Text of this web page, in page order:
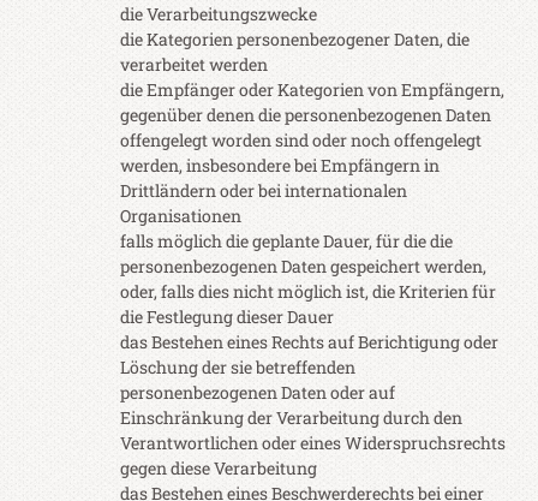
die Verarbeitungszwecke
die Kategorien personenbezogener Daten, die
verarbeitet werden
die Empfänger oder Kategorien von Empfängern,
gegenüber denen die personenbezogenen Daten
offengelegt worden sind oder noch offengelegt
werden, insbesondere bei Empfängern in
Drittländern oder bei internationalen
Organisationen
falls möglich die geplante Dauer, für die die
personenbezogenen Daten gespeichert werden,
oder, falls dies nicht möglich ist, die Kriterien für
die Festlegung dieser Dauer
das Bestehen eines Rechts auf Berichtigung oder
Löschung der sie betreffenden
personenbezogenen Daten oder auf
Einschränkung der Verarbeitung durch den
Verantwortlichen oder eines Widerspruchsrechts
gegen diese Verarbeitung
das Bestehen eines Beschwerderechts bei einer